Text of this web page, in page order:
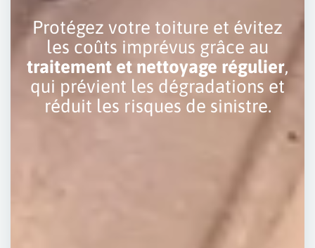
Protégez votre toiture et évitez
les coûts imprévus grâce au
traitement et nettoyage régulier,
qui prévient les dégradations et
réduit les risques de sinistre.